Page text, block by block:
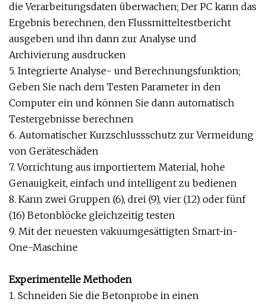
die Verarbeitungsdaten überwachen; Der PC kann das
Ergebnis berechnen, den Flussmitteltestbericht
ausgeben und ihn dann zur Analyse und
Archivierung ausdrucken
5. Integrierte Analyse- und Berechnungsfunktion;
Geben Sie nach dem Testen Parameter in den
Computer ein und können Sie dann automatisch
Testergebnisse berechnen
6. Automatischer Kurzschlussschutz zur Vermeidung
von Geräteschäden
7. Vorrichtung aus importiertem Material, hohe
Genauigkeit, einfach und intelligent zu bedienen
8. Kann zwei Gruppen (6), drei (9), vier (12) oder fünf
(16) Betonblöcke gleichzeitig testen
9. Mit der neuesten vakuumgesättigten Smart-in-
One-Maschine
Experimentelle Methoden
1. Schneiden Sie die Betonprobe in einen